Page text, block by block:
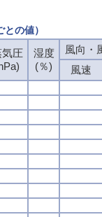
の値）
気圧
湿度
(％)
風向・
風速